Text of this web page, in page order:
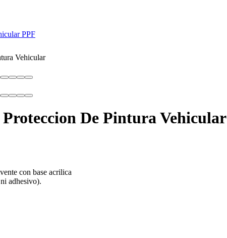
PPF
Vehicular
De Pintura Vehicular
con base acrilica
adhesivo).